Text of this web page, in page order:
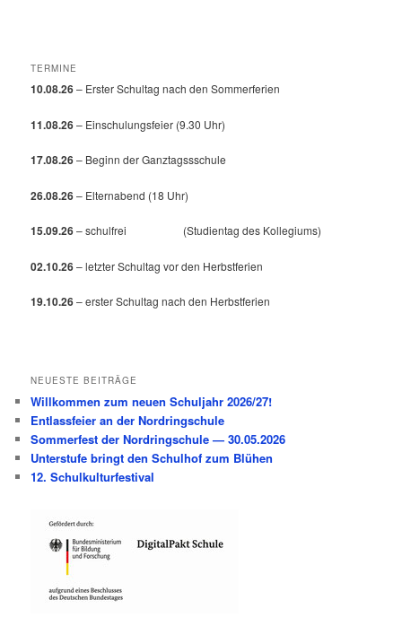
TERMINE
10.08.26– Erster Schultag nach den Sommerferien
11.08.26– Einschulungsfeier (9.30 Uhr)
17.08.26– Beginn der Ganztagssschule
26.08.26– Elternabend (18 Uhr)
15.09.26– schulfrei (Studientag des Kollegiums)
02.10.26– letzter Schultag vor den Herbstferien
19.10.26– erster Schultag nach den Herbstferien
NEUESTE BEITRÄGE
Willkommen zum neuen Schuljahr 2026/27!
Entlassfeier an der Nordringschule
Sommerfest der Nordringschule — 30.05.2026
Unterstufe bringt den Schulhof zum Blühen
12. Schulkulturfestival